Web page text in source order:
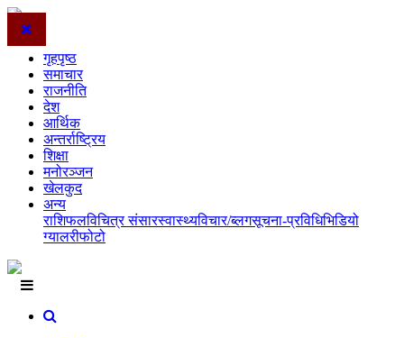
गृहपृष्ठ
समाचार
राजनीति
देश
आर्थिक
अन्तर्राष्ट्रिय
शिक्षा
मनोरञ्जन
खेलकुद
अन्य
राशिफलविचित्र संसारस्वास्थ्यविचार/ब्लगसूचना-प्रविधिभिडियो
ग्यालरीफोटो